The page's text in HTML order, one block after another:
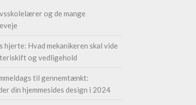
og de mange
hjerte: Hvad mekanikeren skal vide
og vedligehold
til gennemtænkt:
din hjemmesides design i 2024